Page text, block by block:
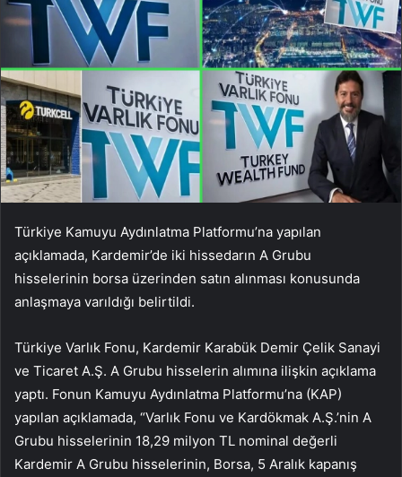
Türkiye Kamuyu Aydınlatma Platformu’na yapılan
açıklamada, Kardemir’de iki hissedarın A Grubu
hisselerinin borsa üzerinden satın alınması konusunda
anlaşmaya varıldığı belirtildi.
Türkiye Varlık Fonu, Kardemir Karabük Demir Çelik Sanayi
ve Ticaret A.Ş. A Grubu hisselerin alımına ilişkin açıklama
yaptı. Fonun Kamuyu Aydınlatma Platformu’na (KAP)
yapılan açıklamada, “Varlık Fonu ve Kardökmak A.Ş.’nin A
Grubu hisselerinin 18,29 milyon TL nominal değerli
Kardemir A Grubu hisselerinin, Borsa, 5 Aralık kapanış